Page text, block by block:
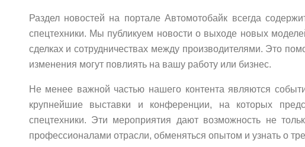
Раздел новостей на портале Автомотобайк всегда
спецтехники. Мы публикуем новости о выходе новых
сделках и сотрудничествах между производителями. Это
изменения могут повлиять на вашу работу или бизнес.
Не менее важной частью нашего контента являются
крупнейшие выставки и конференции, на которых
спецтехники. Эти мероприятия дают возможность не
профессионалами отрасли, обменяться опытом и узнать о